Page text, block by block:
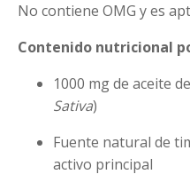
No contiene OMG y es
Contenido nutricional
1000 mg de aceite
Sativa)
Fuente natural de
activo principal